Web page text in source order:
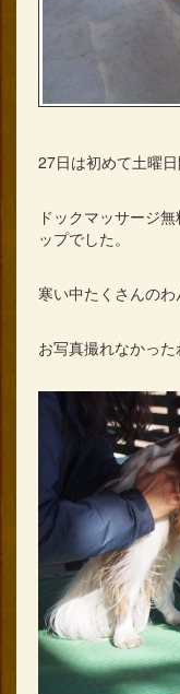
27日は初めて土曜
ドックマッサージ
ップでした。
寒い中たくさんの
お写真撮れなかっ